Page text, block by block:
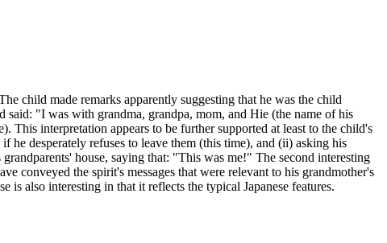
child made remarks apparently suggesting that he was the child
said: "I was with grandma, grandpa, mom, and Hie (the name of his
This interpretation appears to be further supported at least to the child's
he desperately refuses to leave them (this time), and (ii) asking his
house, saying that: "This was me!" The second interesting
conveyed the spirit's messages that were relevant to his grandmother's
is also interesting in that it reflects the typical Japanese features.